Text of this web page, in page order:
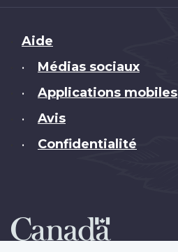
Brand
Aide
• Médias sociaux
• Applications mobiles
• Avis
• Confidentialité